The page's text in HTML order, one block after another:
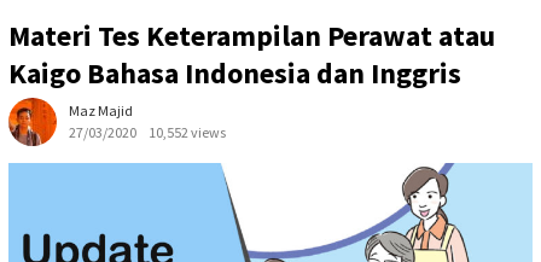
Materi Tes Keterampilan Perawat atau
Kaigo Bahasa Indonesia dan Inggris
Maz Majid
27/03/2020
10,552 views